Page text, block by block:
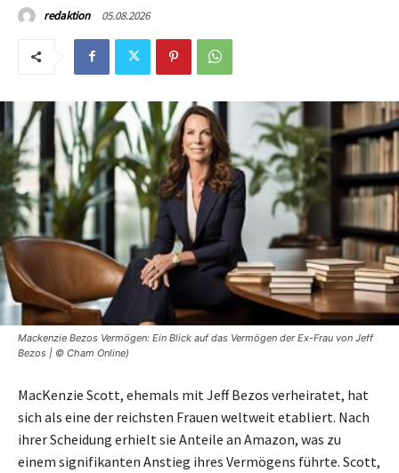
redaktion 05.08.2026
Mackenzie Bezos Vermögen: Ein Blick auf das Vermögen der Ex-Frau von Jeff
Bezos | © Cham Online)
MacKenzie Scott, ehemals mit Jeff Bezos verheiratet, hat
sich als eine der reichsten Frauen weltweit etabliert. Nach
ihrer Scheidung erhielt sie Anteile an Amazon, was zu
einem signifikanten Anstieg ihres Vermögens führte. Scott,